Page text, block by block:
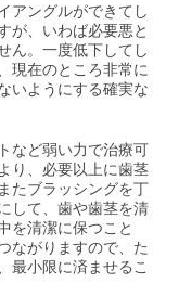
アングルができてし
が、いわば必要悪と
ん。一度低下してし
現在のところ非常に
いようにする確実な
など弱い力で治療可
り、必要以上に歯茎
たブラッシングを丁
して、歯や歯茎を清
を清潔に保つこと
ながりますので、た
最小限に済ませるこ